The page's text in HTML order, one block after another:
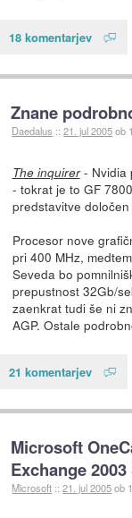
18 komentarjev
Znane
Daedalus ::21. jul 2005ob
The inquirer- Nvidia
- tokrat je to GF
predstavitve
Procesor nove
pri 400 MHz,
Seveda bo
prepustnost 32Gb/
zaenkrat tudi še ni
AGP. Ostale
21 komentarjev
Microsoft
Exchange 2003
Microsoft ::21. jul 2005ob